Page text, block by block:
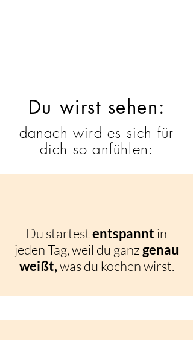
Du wirst sehen:
danach wird es sich für
dich so anfühlen:
Du startestentspannt in
jeden Tag, weil du ganz genau
weißt,was du kochen wirst.